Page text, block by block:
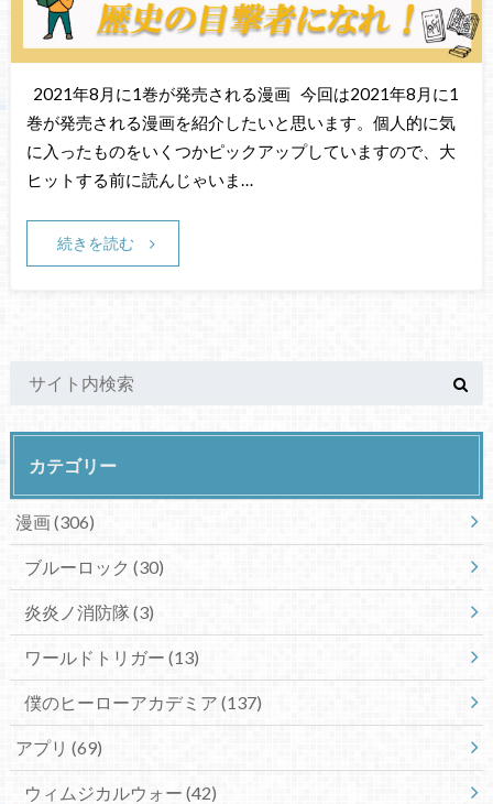
2021年8月に1巻が発売される漫画 今回は2021年8月に1
巻が発売される漫画を紹介したいと思います。個人的に気
に入ったものをいくつかピックアップしていますので、大
ヒットする前に読んじゃいま…
続きを読む
カテゴリー
漫画(306)
ブルーロック (30)
炎炎ノ消防隊 (3)
ワールドトリガー (13)
僕のヒーローアカデミア (137)
アプリ (69)
ウィムジカルウォー (42)